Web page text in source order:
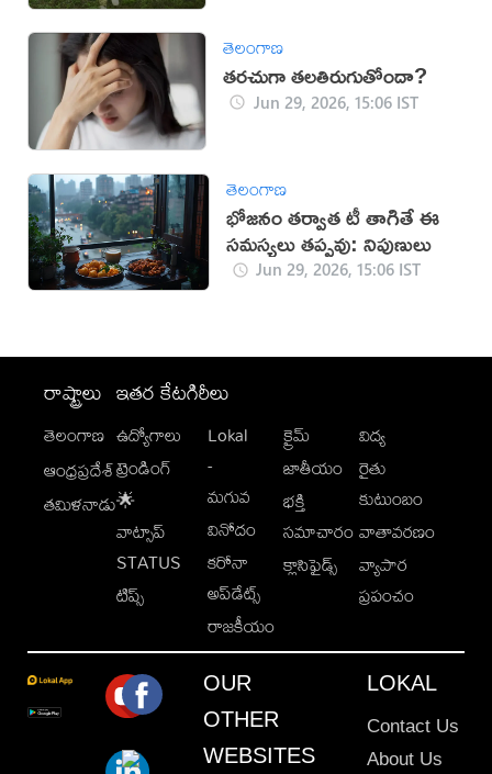
తెలంగాణ
తరచుగా తలతిరుగుతోందా?
Jun 29, 2026, 15:06 IST
తెలంగాణ
భోజనం తర్వాత టీ తాగితే ఈ
సమస్యలు తప్పవు: నిపుణులు
Jun 29, 2026, 15:06 IST
రాష్ట్రాలు
తెలంగాణ
ఆంధ్రప్రదేశ్
తమిళనాడు
ఇతర కేటగిరీలు
ఉద్యోగాలు
ట్రెండింగ్
🌟
వాట్సాప్
STATUS
టిప్స్
Lokal
-
మగువ
వినోదం
కరోనా
అప్‌డేట్స్
రాజకీయం
క్రైమ్
జాతీయం
భక్తి
సమాచారం
క్లాసిఫైడ్స్
విద్య
రైతు
కుటుంబం
వాతావరణం
వ్యాపార
ప్రపంచం
OUR
OTHER
WEBSITES
LOKAL
Contact Us
About Us